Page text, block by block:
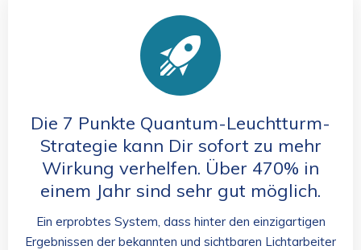
Die 7 Punkte Quantum-Leuchtturm-
Strategie kann Dir sofort zu mehr
Wirkung verhelfen. Über 470% in
einem Jahr sind sehr gut möglich.
Ein erprobtes System, dass hinter den einzigartigen
Ergebnissen der bekannten und sichtbaren Lichtarbeiter